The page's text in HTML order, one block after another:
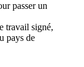
passer un
travail signé,
pays de